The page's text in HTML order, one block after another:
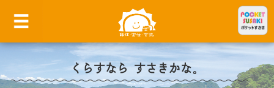
くらすなら すさきかな。